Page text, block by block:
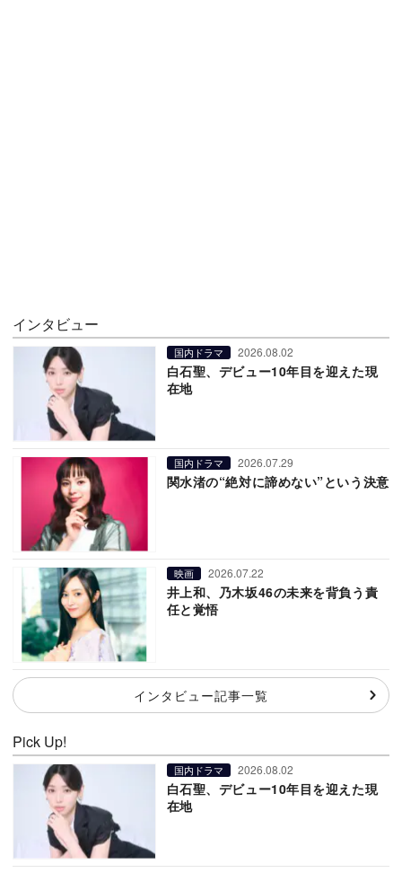
インタビュー
国内ドラマ 2026.08.02
白石聖、デビュー10年目を迎えた現
在地
国内ドラマ 2026.07.29
関水渚の“絶対に諦めない”という決意
映画 2026.07.22
井上和、乃木坂46の未来を背負う責
任と覚悟
インタビュー記事一覧
Pick Up!
国内ドラマ 2026.08.02
白石聖、デビュー10年目を迎えた現
在地